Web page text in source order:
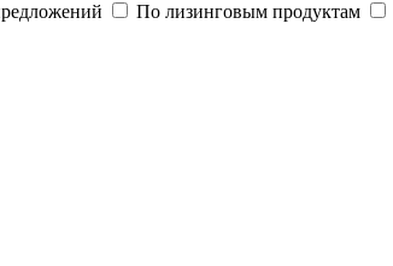
По лизинговым продуктам